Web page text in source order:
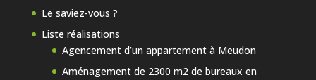
Le saviez-vous ?
Liste réalisations
Agencement d’un appartement à Meudon
Aménagement de 2300 m2 de bureaux en